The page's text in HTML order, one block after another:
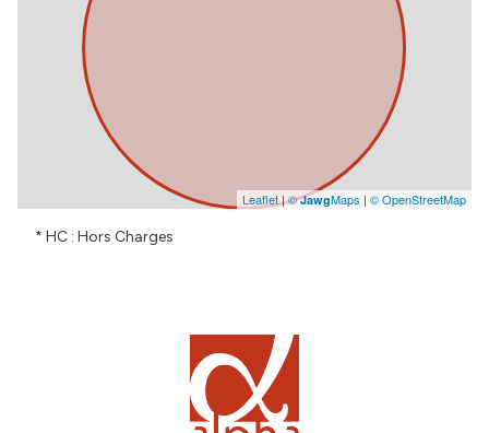
Leaflet|©JawgMaps | © OpenStreetMap
* HC : Hors Charges